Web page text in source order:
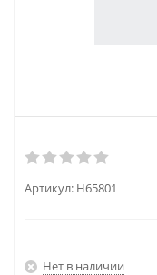
Артикул: H65801
Нет в наличии